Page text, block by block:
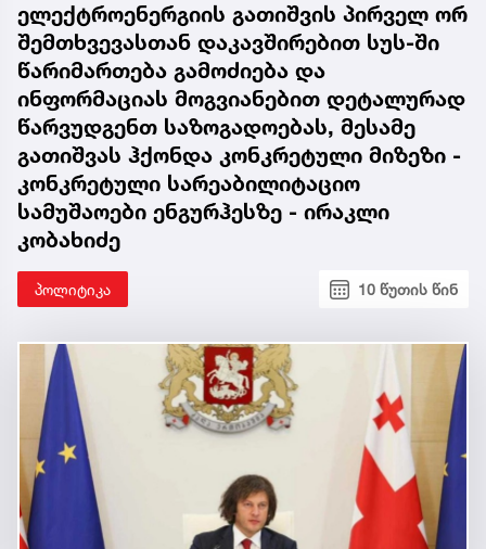
ელექტროენერგიის გათიშვის პირველ ორ
შემთხვევასთან დაკავშირებით სუს-ში
წარიმართება გამოძიება და
ინფორმაციას მოგვიანებით დეტალურად
წარვუდგენთ საზოგადოებას, მესამე
გათიშვას ჰქონდა კონკრეტული მიზეზი -
კონკრეტული სარეაბილიტაციო
სამუშაოები ენგურჰესზე - ირაკლი
კობახიძე
პოლიტიკა 10 წუთის წინ